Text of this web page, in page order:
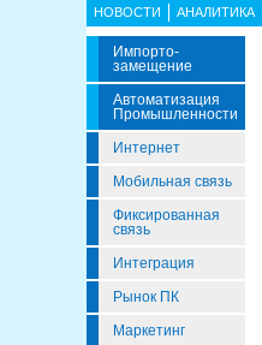
НОВОСТИ АНАЛИТИКА
Импорто­
Замещение
Автоматизация
Промышленности
Интернет
Мобильная связь
Фиксированная
связь
Интеграция
Рынок ПК
Маркетинг